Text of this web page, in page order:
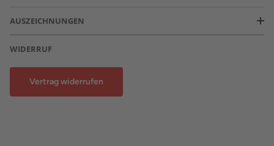
AUSZEICHNUNGEN
WIDERRUF
Vertrag widerrufen